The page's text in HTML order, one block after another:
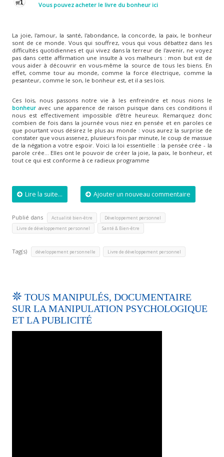
Vous pouvez acheter le livre du bonheur ici
La joie, l'amour, la santé, l'abondance, la concorde, la paix, le bonheur
sont de ce monde. Vous qui souffrez, vous qui vous débattez dans les
difficultés quotidiennes et qui vivez dans la terreur de l'avenir, ne voyez
pas dans cette affirmation une insulte à vos malheurs : mon but est de
vous aider à découvrir en vous-même la source de tous les biens. En
effet, comme tour au monde, comme la force électrique, comme la
pesanteur, comme le son, le bonheur est, et il a ses lois.
Ces lois, nous passons notre vie à les enfreindre et nous nions le
bonheuravec une apparence de raison puisque dans ces conditions il
nous est effectivement impossible d'être heureux. Remarquez donc
combien de fois dans la journée vous niez en pensée et en paroles ce
que pourtant vous désirez le plus au monde : vous aurez la surprise de
constater que vous assenez, plusieurs fois par minute, le coup de massue
de la négation a votre espoir. Voici la loi essentielle : la pensée crée - la
parole crée... Elles ont le pouvoir de créer la joie, la paix, le bonheur, et
tout ce qui est conforme à ce radieux programme
Lire la suite... Ajouter un nouveau commentaire
Publié dans Actualité bien-être Développement personnel
Livre de développement personnel Santé & Bien-être
Tag(s) développement personnelle Livre de développement personnel
TOUS MANIPULÉS, DOCUMENTAIRE
SUR LA MANIPULATION PSYCHOLOGIQUE
ET LA PUBLICITÉ